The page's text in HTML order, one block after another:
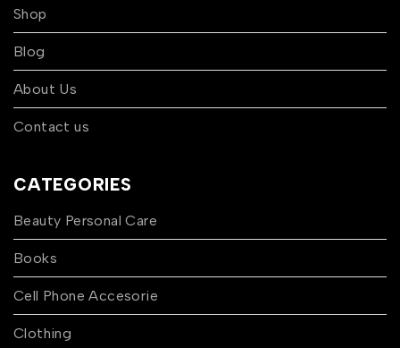
Shop
Blog
About Us
Contact us
CATEGORIES
Beauty Personal Care
Books
Cell Phone Accesorie
Clothing